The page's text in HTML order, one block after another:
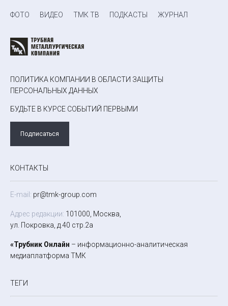
ФОТО ВИДЕО ТМК ТВ ПОДКАСТЫ ЖУРНАЛ
ПОЛИТИКА КОМПАНИИ В ОБЛАСТИ ЗАЩИТЫ
ПЕРСОНАЛЬНЫХ ДАННЫХ
БУДЬТЕ В КУРСЕ СОБЫТИЙ ПЕРВЫМИ
Подписаться
КОНТАКТЫ
E-mail: pr@tmk-group.com
Адрес редакции: 101000, Москва,
ул. Покровка, д.40 стр.2а
«Трубник Онлайн – информационно-аналитическая
медиаплатформа ТМК
ТЕГИ